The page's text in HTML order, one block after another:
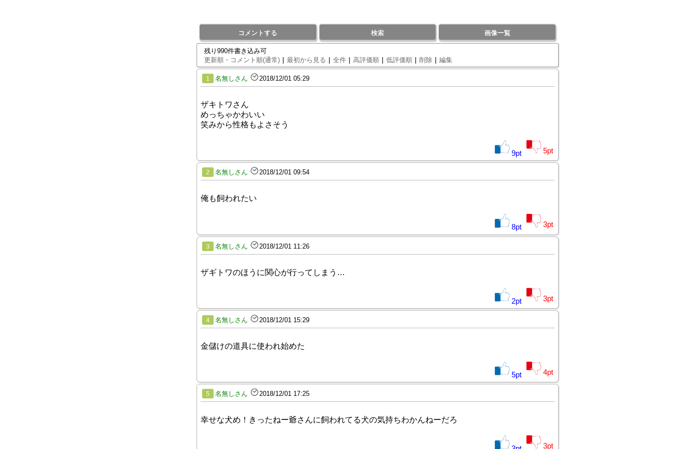
コメントする 検索 画像一覧
残り990件書き込み可
更新順・コメント順(通常) | 最初から見る | 全件 | 高評価順 | 低評価順 | 削除 | 編集
1 名無しさん 2018/12/01 05:29
ザキトワさん
めっちゃかわいい
笑みから性格もよさそう
9pt 5pt
2 名無しさん 2018/12/01 09:54
俺も飼われたい
8pt 3pt
3 名無しさん 2018/12/01 11:26
ザギトワのほうに関心が行ってしまう…
2pt 3pt
4 名無しさん 2018/12/01 15:29
金儲けの道具に使われ始めた
5pt 4pt
5 名無しさん 2018/12/01 17:25
幸せな犬め！きったねー爺さんに飼われてる犬の気持ちわかんねーだろ
3pt